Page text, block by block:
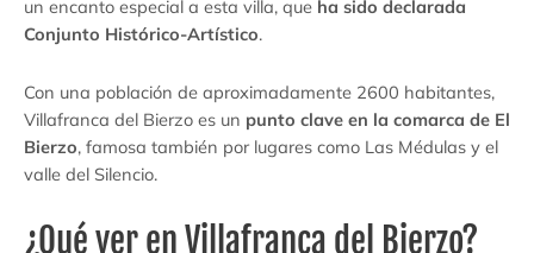
un encanto especial a esta villa, que ha sido declarada
Conjunto Histórico-Artístico.
Con una población de aproximadamente 2600 habitantes,
Villafranca del Bierzo es un punto clave en la comarca de El
Bierzo, famosa también por lugares como Las Médulas y el
valle del Silencio.
¿Qué ver en Villafranca del Bierzo?